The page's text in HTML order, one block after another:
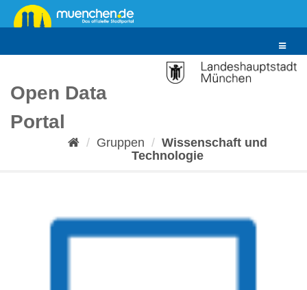
Überspringen
zum
Toggle
Open Data
Portal
Gruppen
Wissenschaft und
Technologie